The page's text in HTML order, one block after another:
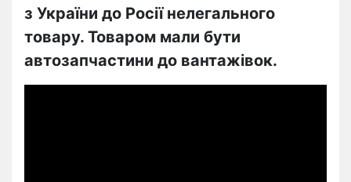
з України до Росії нелегального
товару. Товаром мали бути
автозапчастини до вантажівок.